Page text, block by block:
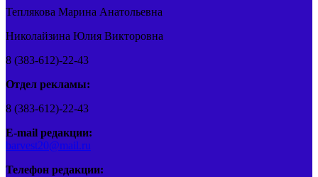
Теплякова Марина Анатольевна
Николайзина Юлия Викторовна
8 (383-612)-22-43
Отдел рекламы:
8 (383-612)-22-43
E-mail редакции:
barvest20@mail.ru
Телефон редакции: